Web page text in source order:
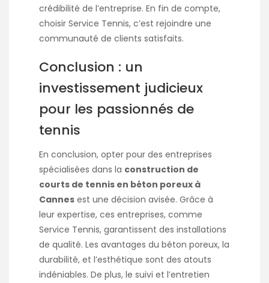
crédibilité de l’entreprise. En fin de compte,
choisir Service Tennis, c’est rejoindre une
communauté de clients satisfaits.
Conclusion : un
investissement judicieux
pour les passionnés de
tennis
En conclusion, opter pour des entreprises
spécialisées dans la construction de
courts de tennis en béton poreux à
Cannes est une décision avisée. Grâce à
leur expertise, ces entreprises, comme
Service Tennis, garantissent des installations
de qualité. Les avantages du béton poreux, la
durabilité, et l’esthétique sont des atouts
indéniables. De plus, le suivi et l’entretien